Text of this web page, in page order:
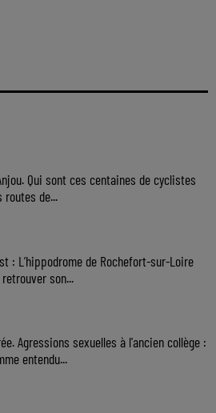
Qui sont ces centaines de cyclistes
routes de...
: L’hippodrome de Rochefort-sur-Loire
son...
Agressions sexuelles à l'ancien collège :
entendu...